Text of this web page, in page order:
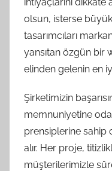
olsun, isterse
tasarımcıları
yansıtan özgün bir
elinden gelenin en
Şirketimizin
memnuniyetine
prensiplerine sahip
alır. Her proje,
müşterilerimizle